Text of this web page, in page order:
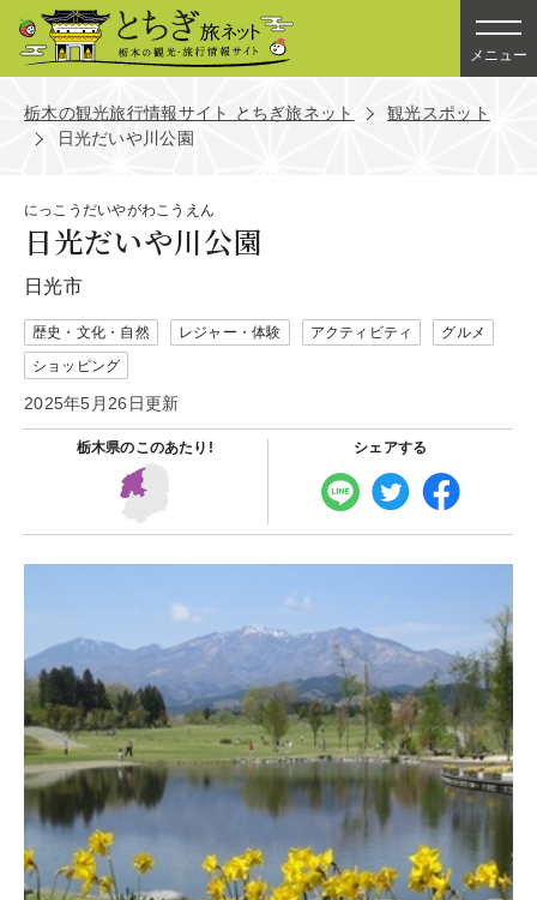
メニュー
栃木の観光旅行情報サイト とちぎ旅ネット
観光スポット
日光だいや川公園
にっこうだいやがわこうえん
日光だいや川公園
日光市
歴史・文化・自然 レジャー・体験 アクティビティ
グルメ
ショッピング
2025年5月26日更新
栃木県のこのあたり! シェアする